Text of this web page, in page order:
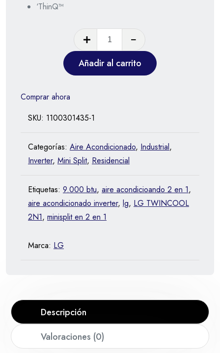
‘ThinQ™
Añadir al carrito
Comprar ahora
SKU: 1100301435-1
Categorías: Aire Acondicionado, Industrial,
Inverter, Mini Split, Residencial
Etiquetas: 9.000 btu, aire acondicioando 2 en 1,
aire acondicionado inverter, lg, LG TWINCOOL
2N1, minisplit en 2 en 1
Marca: LG
Descripción
Valoraciones (0)